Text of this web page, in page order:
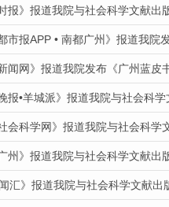
报》报道我院与社会科学文献
市报APP • 南都广州》报道我
闻网》报道我院发布《广州蓝
报•羊城派》报道我院与社会科
会科学网》报道我院与社会科
州》报道我院与社会科学文献
汇》报道我院与社会科学文献